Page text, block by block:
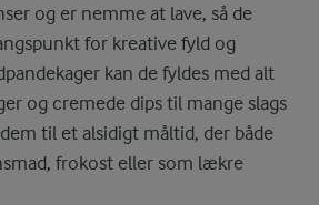
og er nemme at lave, så de
for kreative fyld og
kan de fyldes med alt
og cremede dips til mange slags
til et alsidigt måltid, der både
frokost eller som lækre